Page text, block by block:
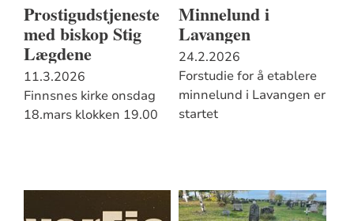
Prostigudstjeneste
med biskop Stig
Lægdene
11.3.2026
Finnsnes kirke onsdag
18.mars klokken 19.00
Minnelund i
Lavangen
24.2.2026
Forstudie for å etablere
minnelund i Lavangen er
startet